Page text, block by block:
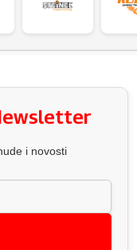
i novosti